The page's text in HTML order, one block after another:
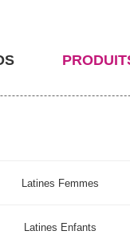
Latines Femmes
Latines Enfants